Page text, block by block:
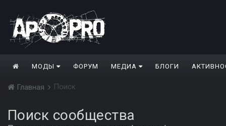
МОДЫ ФОРУМ МЕДИА БЛОГИ
Главная Поиск
Поиск сообщества